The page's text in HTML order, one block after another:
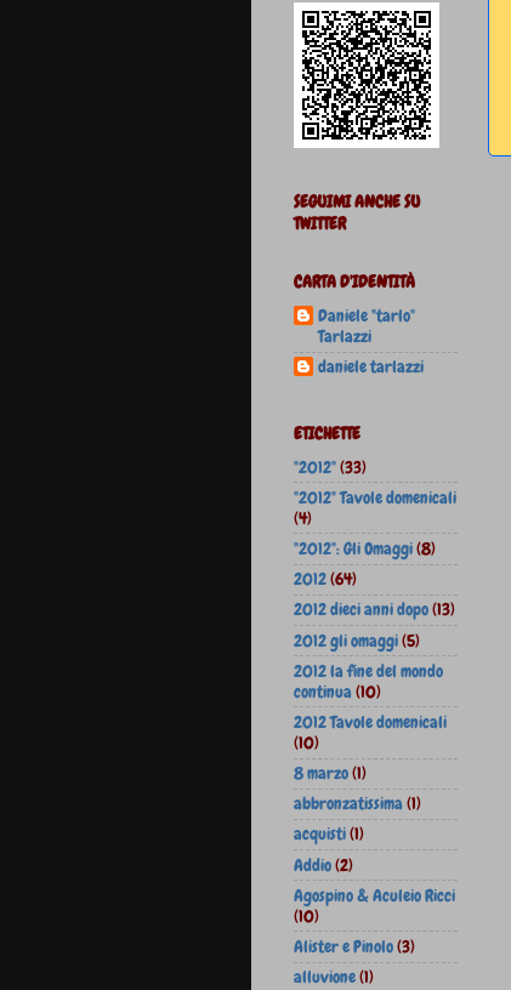
SEGUIMI ANCHE SU
TWITTER
CARTA D'IDENTITÀ
Daniele "tarlo"
Tarlazzi
daniele tarlazzi
ETICHETTE
"2012"(33)
"2012" Tavole domenicali
(4)
"2012": Gli Omaggi(8)
2012(64)
2012 dieci anni dopo(13)
2012 gli omaggi(5)
2012 la fine del mondo
continua(10)
2012 Tavole domenicali
(10)
8 marzo(1)
abbronzatissima(1)
acquisti(1)
Addio(2)
Agospino & Aculeio Ricci
(10)
Alister e Pinolo(3)
alluvione(1)